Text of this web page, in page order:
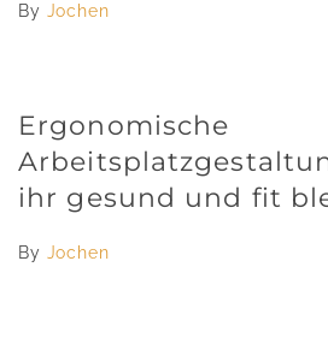
By Jochen
Ergonomische
ihr gesund und fit
By Jochen